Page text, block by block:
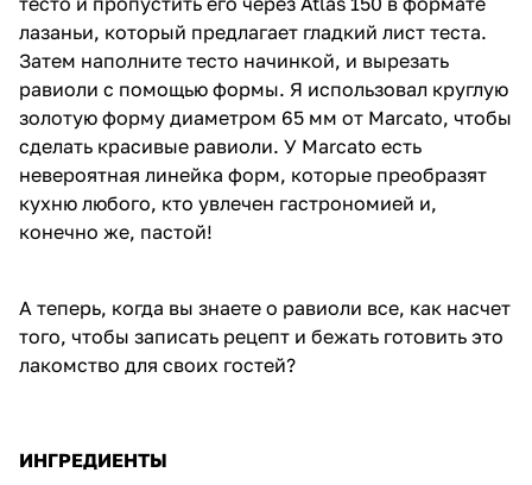
лазаньи, который предлагает гладкий лист теста.
Затем наполните тесто начинкой, и вырезать
равиоли с помощью формы. Я использовал круглую
золотую форму диаметром 65 мм от Marcato, чтобы
сделать красивые равиоли. У Marcato есть
невероятная линейка форм, которые преобразят
кухню любого, кто увлечен гастрономией и,
конечно же, пастой!
А теперь, когда вы знаете о равиоли все, как насчет
того, чтобы записать рецепт и бежать готовить это
лакомство для своих гостей?
ИНГРЕДИЕНТЫ